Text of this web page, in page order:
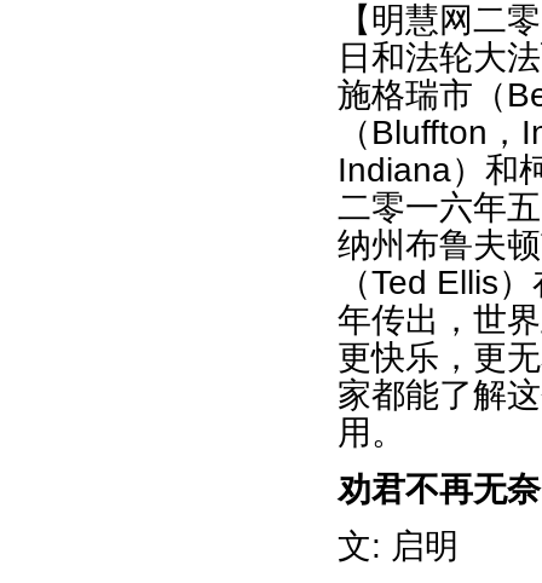
【明慧网二
日和法轮大
施格瑞市（
（Bluffton
Indiana）和
二零一六年
纳州布鲁夫
（Ted Ellis
年传出，世
更快乐，更
家都能了解
用。
劝君不再无奈
文: 启明